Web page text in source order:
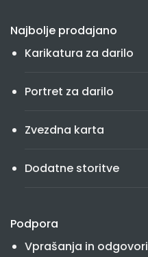
Najbolje prodajano
Karikatura za darilo
Portret za darilo
Zvezdna karta
Dodatne storitve
Podpora
Vprašanja in odgovori